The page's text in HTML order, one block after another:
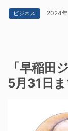
ビジネス 2024
「早稲田
5月31日